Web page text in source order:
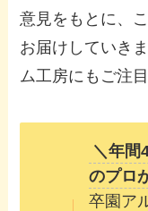
意見をもとに、
お届けしていき
ム工房にもご注
＼年間
のプロ
卒園ア